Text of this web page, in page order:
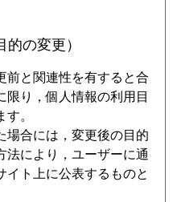
の変更）
前と関連性を有すると合
り，個人情報の利用目
。
場合には，変更後の目的
法により，ユーザーに通
ト上に公表するものと